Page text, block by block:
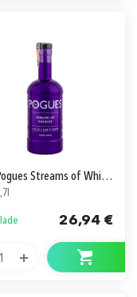
The Pogues Streams of Whiskey
26,94 €
1